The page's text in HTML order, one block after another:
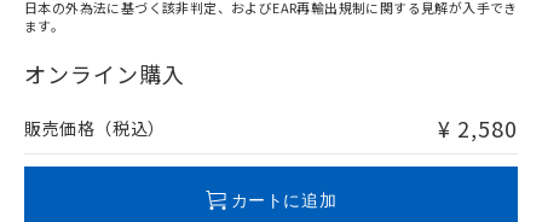
在庫等で未対応品が混在する可能性があります。
問い合わせください。
日本の外為法に基づく該非判定、およびEAR再輸出規制に関する見解が入手でき
ます。
オンライン購入
販売価格（税込） ¥ 2,580
カートに追加